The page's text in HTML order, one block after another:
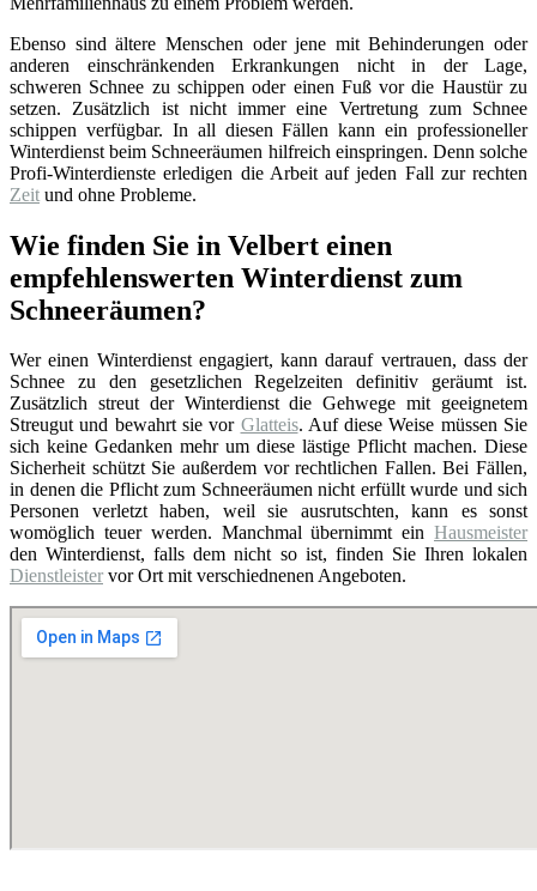
Ebenso sind ältere Menschen oder jene mit Behinderungen oder
anderen einschränkenden Erkrankungen nicht in der Lage,
schweren Schnee zu schippen oder einen Fuß vor die Haustür zu
setzen. Zusätzlich ist nicht immer eine Vertretung zum Schnee
schippen verfügbar. In all diesen Fällen kann ein professioneller
Winterdienst beim Schneeräumen hilfreich einspringen. Denn solche
Profi-Winterdienste erledigen die Arbeit auf jeden Fall zur rechten
Zeit und ohne Probleme.
Wie finden Sie in Velbert einen
empfehlenswerten Winterdienst zum
Schneeräumen?
Wer einen Winterdienst engagiert, kann darauf vertrauen, dass der
Schnee zu den gesetzlichen Regelzeiten definitiv geräumt ist.
Zusätzlich streut der Winterdienst die Gehwege mit geeignetem
Streugut und bewahrt sie vor Glatteis. Auf diese Weise müssen Sie
sich keine Gedanken mehr um diese lästige Pflicht machen. Diese
Sicherheit schützt Sie außerdem vor rechtlichen Fallen. Bei Fällen,
in denen die Pflicht zum Schneeräumen nicht erfüllt wurde und sich
Personen verletzt haben, weil sie ausrutschten, kann es sonst
womöglich teuer werden. Manchmal übernimmt ein Hausmeister
den Winterdienst, falls dem nicht so ist, finden Sie Ihren lokalen
Dienstleister vor Ort mit verschiednenen Angeboten.